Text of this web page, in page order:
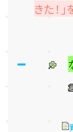
きた！